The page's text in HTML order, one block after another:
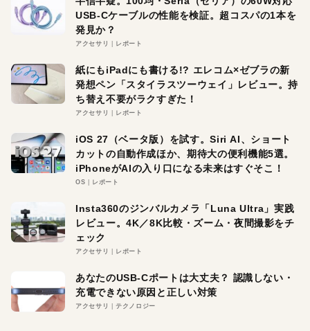
USB-Cケーブルの性能を検証。超コスパの1本を
発見か？
アクセサリ レポート
紙にもiPadにも書ける!? エレコム×ゼブラの新
発想ペン「スタイラスツーウェイ」レビュー。持
ち替え不要がラクすぎた！
アクセサリ レポート
iOS 27（ベータ版）を試す。Siri AI、ショート
カットの自動作成ほか、期待大の便利機能5選。
iPhoneがAIの入り口になる未来はすぐそこ！
OS レポート
Insta360のジンバルカメラ「Luna Ultra」実践
レビュー。4K／8K比較・ズーム・夜間撮影をチ
ェック
アクセサリ レポート
あなたのUSB-Cポートは大丈夫？ 認識しない・
充電できない原因と正しい対策
アクセサリ テクノロジー